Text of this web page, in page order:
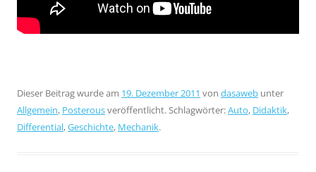
Dieser Beitrag wurde am 19. Dezember 2011 von dasaweb unter
Allgemein, Posterousveröffentlicht. Schlagwörter:Auto, Didaktik,
Differential,Geschichte, Mechanik.